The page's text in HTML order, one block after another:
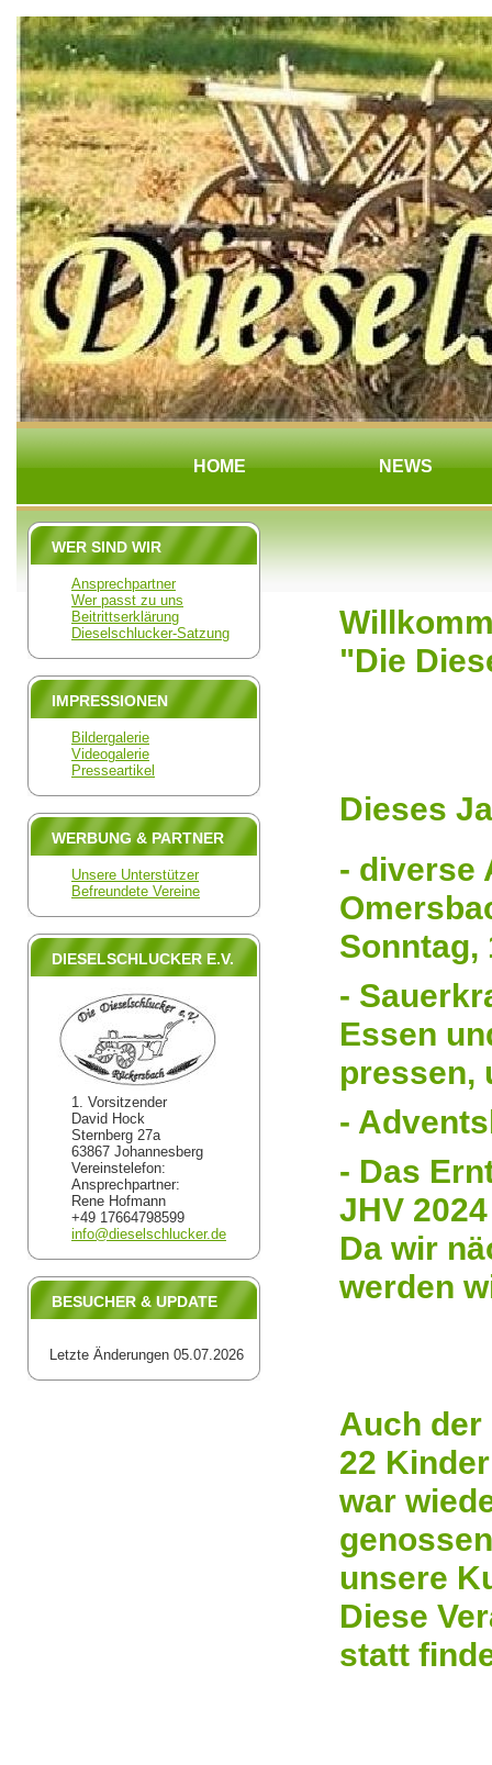
HOME NEWS
"Die
Dieses
- diverse
Sonntag,
-
Essen
pressen,
-
- Das
JHV
Da wir
werden
Auch der
22
war
unsere
Diese
statt
WER SIND WIR
Ansprechpartner
Wer passt zu uns
Beitrittserklärung
Dieselschlucker-Satzung
IMPRESSIONEN
Bildergalerie
Videogalerie
Presseartikel
WERBUNG & PARTNER
Unsere Unterstützer
Befreundete Vereine
DIESELSCHLUCKER E.V.
1. Vorsitzender
David Hock
Sternberg 27a
63867 Johannesberg
Vereinstelefon:
Ansprechpartner:
Rene Hofmann
+49 17664798599
info@dieselschlucker.de
BESUCHER & UPDATE
Letzte Änderungen 05.07.2026